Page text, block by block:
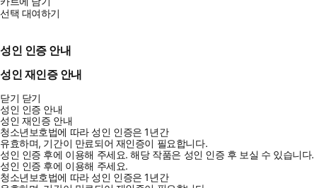
선택 대여하기
성인 인증 안내
성인 재인증 안내
닫기 닫기
성인 인증 안내
성인 재인증 안내
청소년보호법에 따라 성인 인증은 1년간
유효하며, 기간이 만료되어 재인증이 필요합니다.
성인 인증 후에 이용해 주세요.해당 작품은 성인 인증 후 보실 수 있습니다.
성인 인증 후에 이용해 주세요.
청소년보호법에 따라 성인 인증은 1년간